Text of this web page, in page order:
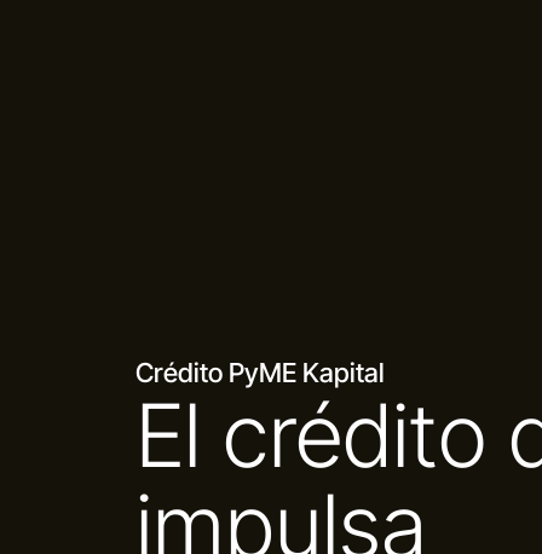
Crédito PyME Kapital
El crédito
impulsa